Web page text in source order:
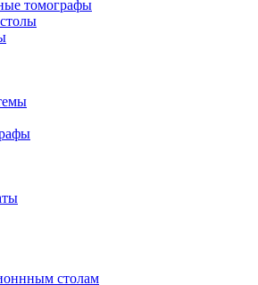
томографы
столам